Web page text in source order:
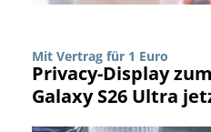
Mit Vertrag für 1 Euro
Privacy-Display
Galaxy S26 Ultra